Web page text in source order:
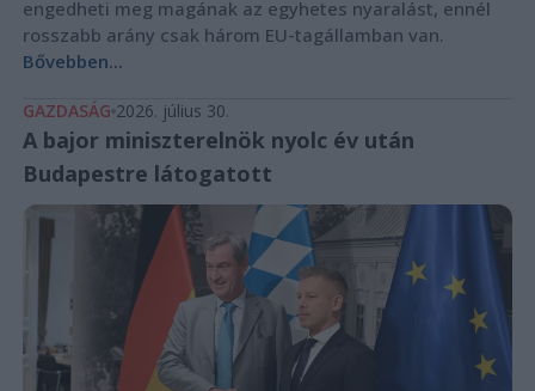
engedheti meg magának az egyhetes nyaralást, ennél
rosszabb arány csak három EU-tagállamban van.
Bővebben...
GAZDASÁG 2026. július 30.
A bajor miniszterelnök nyolc év után
Budapestre látogatott